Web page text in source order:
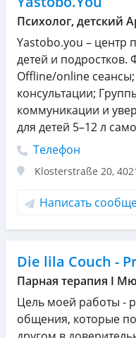
Психолог, детский
Yastobo.you – центр
детей и
Offline/online
консультации;
коммуникации и
для детей 5–12 л
Телефон
Klosterstraße 20,
Написать
Die lila Couch -
Парная терапия I
Цель моей работы -
общения, которые